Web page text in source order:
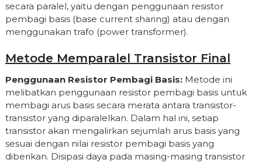
secara paralel, yaitu dengan penggunaan resistor
pembagi basis (base current sharing) atau dengan
menggunakan trafo (power transformer).
Metode Memparalel Transistor Final
Penggunaan Resistor Pembagi Basis:Metode ini
melibatkan penggunaan resistor pembagi basis untuk
membagi arus basis secara merata antara transistor-
transistor yang diparalelkan. Dalam hal ini, setiap
transistor akan mengalirkan sejumlah arus basis yang
sesuai dengan nilai resistor pembagi basis yang
diberikan. Disipasi daya pada masing-masing transistor